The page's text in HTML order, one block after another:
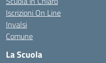
Iscrizioni On Line
Invalsi
Comune
La Scuola